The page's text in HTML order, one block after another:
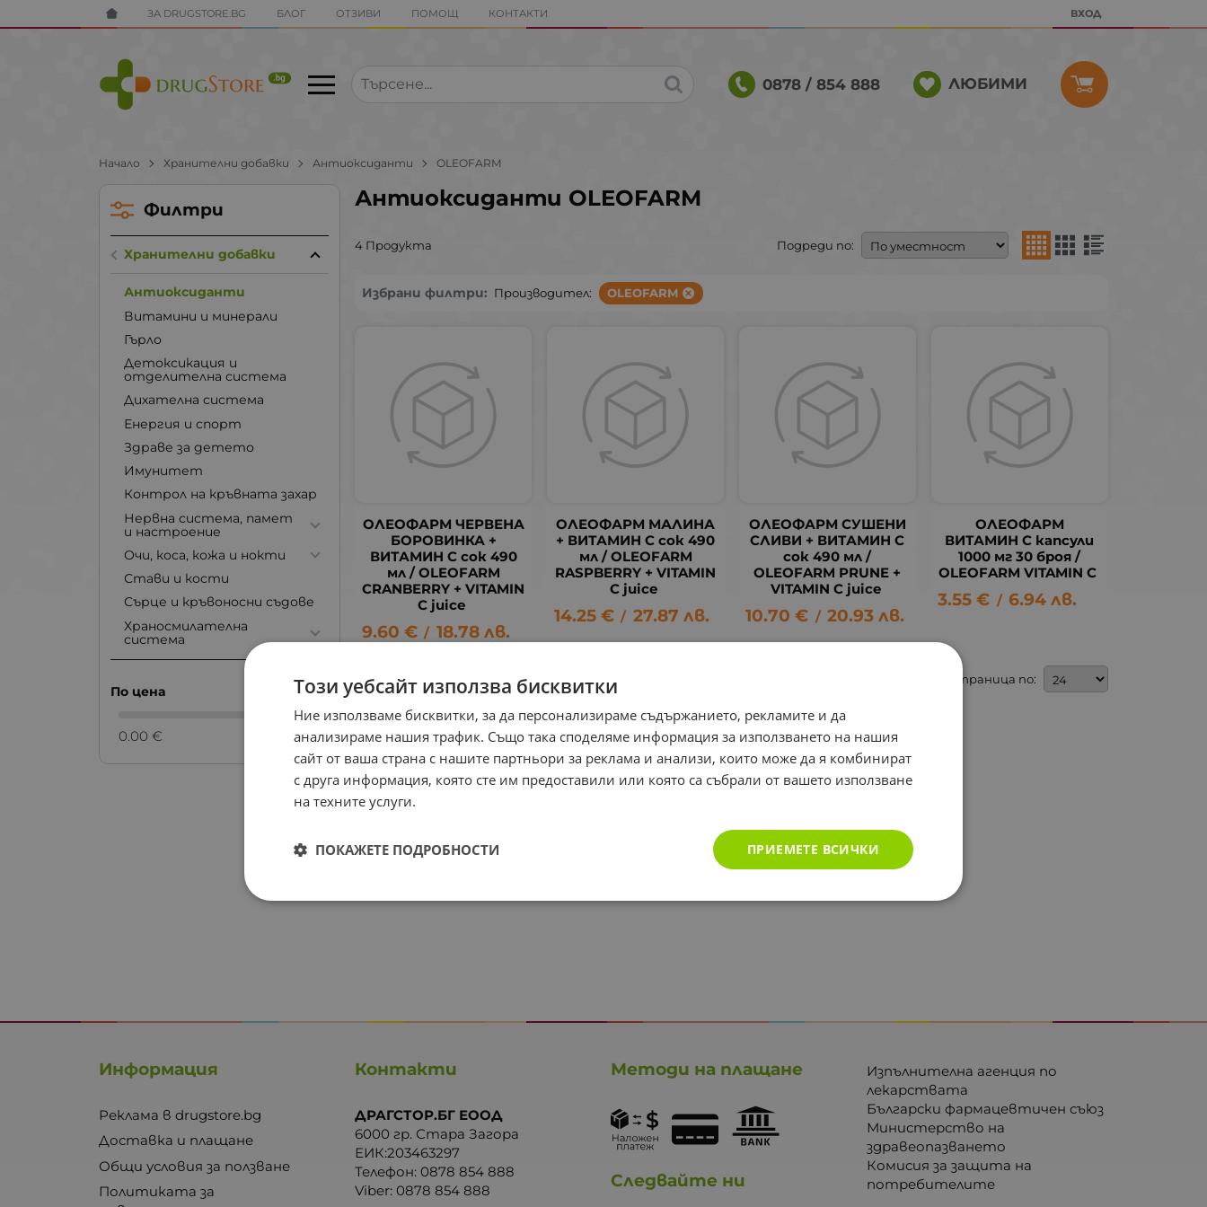
ЗА DRUGSTORE.BG БЛОГ ОТЗИВИ ПОМОЩ КОНТАКТИ ВХОД
0878 / 854 888 ЛЮБИМИ
Начало Хранителни добавки Антиоксиданти OLEOFARM
Антиоксиданти OLEOFARM
4 Продукта Подреди по:
Избрани филтри: Производител: OLEOFARM
ОЛЕОФАРМ ЧЕРВЕНА
БОРОВИНКА +
ВИТАМИН C сок 490
мл / OLEOFARM
CRANBERRY + VITAMIN
C juice
9.60 € / 18.78 лв.
ОЛЕОФАРМ МАЛИНА
+ ВИТАМИН C сок 490
мл / OLEOFARM
RASPBERRY + VITAMIN
C juice
14.25 € / 27.87 лв.
ОЛЕОФАРМ СУШЕНИ
СЛИВИ + ВИТАМИН C
сок 490 мл /
OLEOFARM PRUNE +
VITAMIN C juice
10.70 € / 20.93 лв.
ОЛЕОФАРМ
ВИТАМИН C капсули
1000 мг 30 броя /
OLEOFARM VITAMIN C
3.55 € / 6.94 лв.
На страница по:
Филтри
Хранителни добавки
Антиоксиданти
Витамини и минерали
Гърло
Детоксикация и
отделителна система
Дихателна система
Енергия и спорт
Здраве за детето
Имунитет
Контрол на кръвната захар
Нервна система, памет
и настроение
Очи, коса, кожа и нокти
Стави и кости
Сърце и кръвоносни съдове
Храносмилателна
система
По цена
0.00 € 0.00 €
Информация
Реклама в drugstore.bg
Доставка и плащане
Общи условия за ползване
Политиката за
Контакти
ДРАГСТОР.БГ ЕООД
6000 гр. Стара Загора
ЕИК:203463297
Телефон:0878 854 888
Viber:0878 854 888
Методи на плащане
Следвайте ни
Изпълнителна агенция по
лекарствата
Български фармацевтичен съюз
Министерство на
здравеопазването
Комисия за защита на
потребителите
Този уебсайт използва бисквитки
Ние използваме бисквитки, за да персонализираме съдържанието, рекламите и да
анализираме нашия трафик. Също така споделяме информация за използването на нашия
сайт от ваша страна с нашите партньори за реклама и анализи, които може да я комбинират
с друга информация, която сте им предоставили или която са събрали от вашето използване
на техните услуги.
ПРИЕМЕТЕ ВСИЧКИ
ПОКАЖЕТЕ ПОДРОБНОСТИ